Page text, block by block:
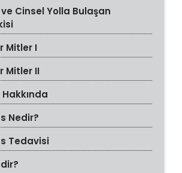
Cinsel Yolla Bulaşan
Mitler I
Mitler II
Hakkında
Nedir?
Tedavisi